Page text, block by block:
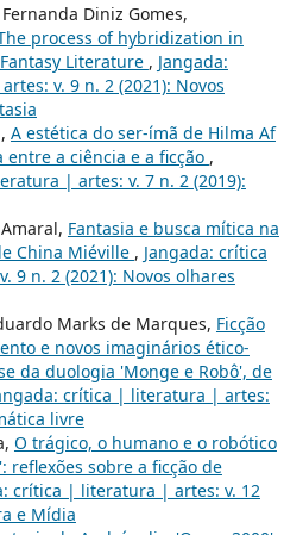
Diniz Gomes,
process of hybridization in
Literature , Jangada:
v. 9 n. 2 (2021): Novos
A estética do ser-ímã de Hilma Af
a ciência e a ficção ,
| artes: v. 7 n. 2 (2019):
Fantasia e busca mítica na
China Miéville , Jangada: crítica
9 n. 2 (2021): Novos olhares
Marks de Marques, Ficção
e novos imaginários ético-
da duologia 'Monge e Robô', de
crítica | literatura | artes:
livre
O trágico, o humano e o robótico
reflexões sobre a ficção de
crítica | literatura | artes: v. 12
e Mídia